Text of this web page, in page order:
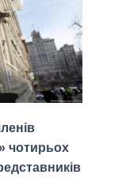
чотирьох